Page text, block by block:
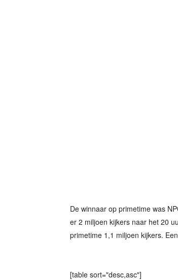
De winnaar op primetime was
er 2 miljoen kijkers naar het 20
primetime 1,1 miljoen kijkers.
[table sort="desc,asc"]